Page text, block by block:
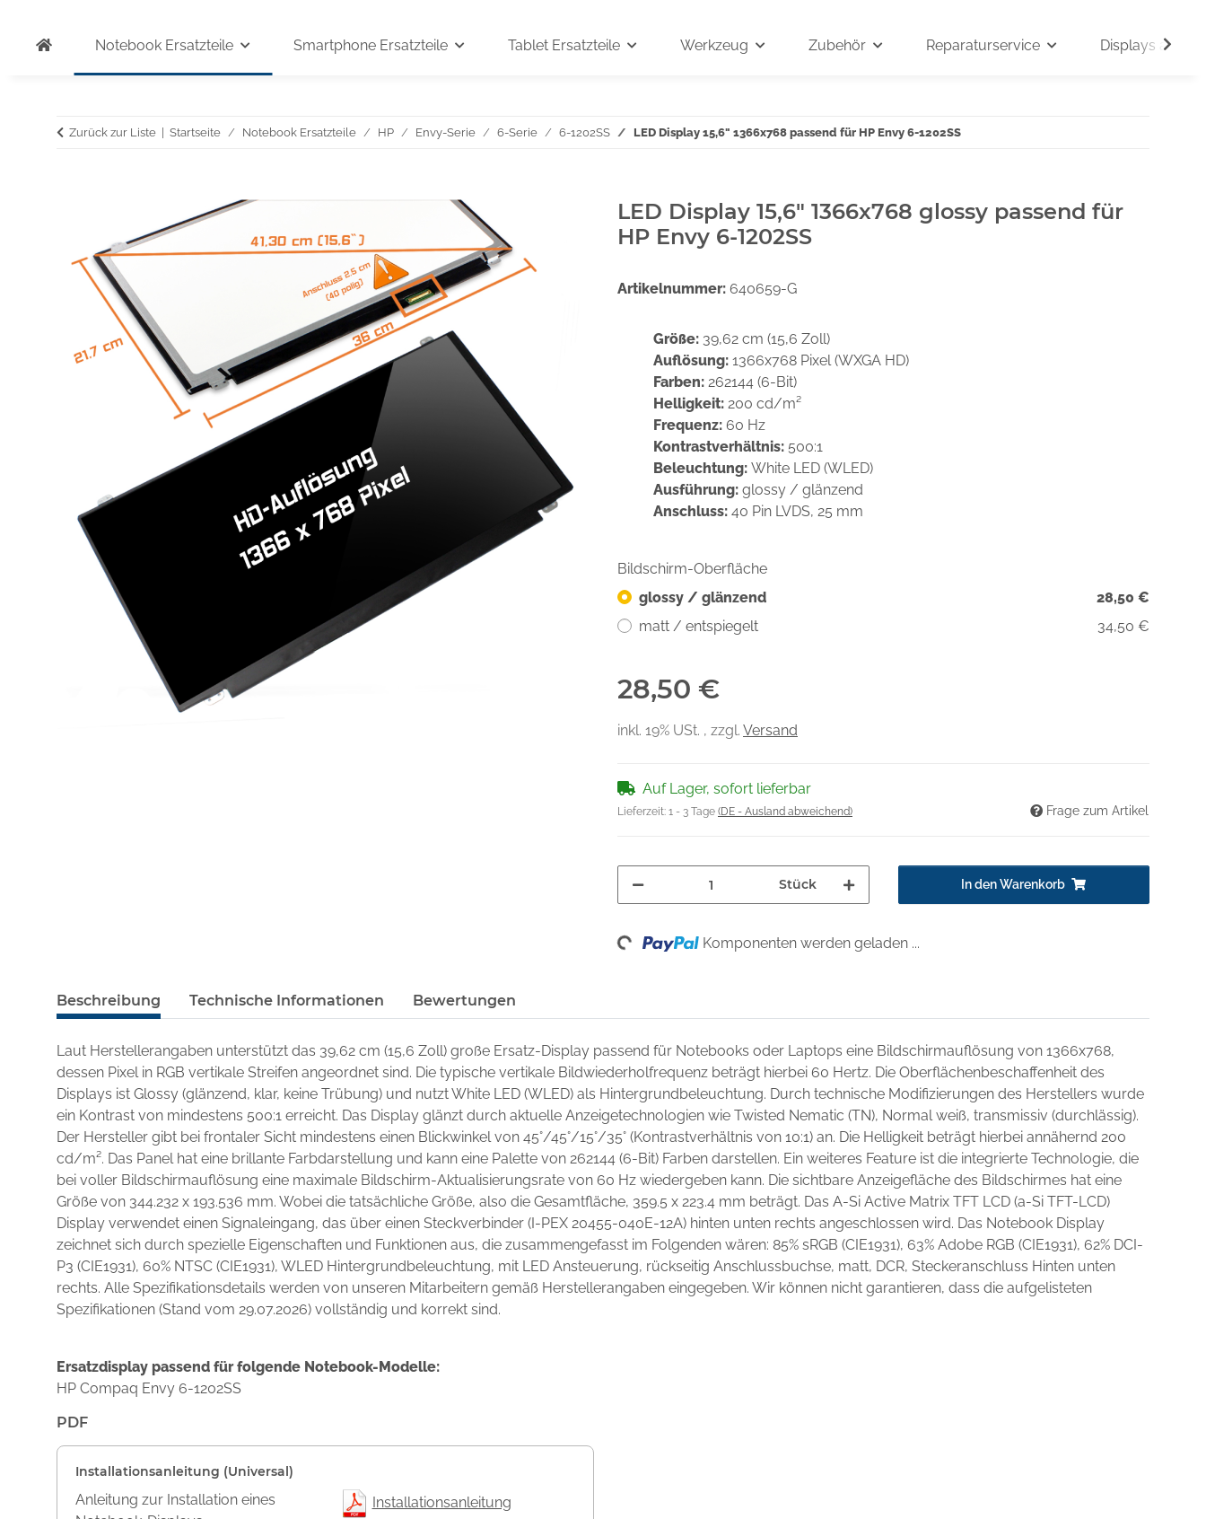
Notebook Ersatzteile Smartphone Ersatzteile Tablet Ersatzteile Werkzeug Zubehör Reparaturservice Displays auf
Zurück zur Liste Startseite Notebook Ersatzteile HP Envy-Serie 6-Serie 6-1202SS LED Display 15,6" 1366x768 passend für HP Envy 6-1202SS
LED Display 15,6" 1366x768 glossy passend für
HP Envy 6-1202SS
Artikelnummer: 640659-G
Größe: 39,62 cm (15,6 Zoll)
Auflösung: 1366x768 Pixel (WXGA HD)
Farben: 262144 (6-Bit)
Helligkeit: 200 cd/m²
Frequenz: 60 Hz
Kontrastverhältnis: 500:1
Beleuchtung: White LED (WLED)
Ausführung: glossy / glänzend
Anschluss: 40 Pin LVDS, 25 mm
Bildschirm-Oberfläche
glossy / glänzend
28,50 €
matt / entspiegelt
34,50 €
28,50 €
inkl. 19% USt. , zzgl. Versand
Auf Lager, sofort lieferbar
Lieferzeit: 1 - 3 Tage (DE - Ausland abweichend) Frage zum Artikel
Stück In den Warenkorb
Loading... Komponenten werden geladen ...
Beschreibung Technische Informationen Bewertungen
Laut Herstellerangaben unterstützt das 39,62 cm (15,6 Zoll) große Ersatz-Display passend für Notebooks oder Laptops eine Bildschirmauflösung von 1366x768,
dessen Pixel in RGB vertikale Streifen angeordnet sind. Die typische vertikale Bildwiederholfrequenz beträgt hierbei 60 Hertz. Die Oberflächenbeschaffenheit des
Displays ist Glossy (glänzend, klar, keine Trübung) und nutzt White LED (WLED) als Hintergrundbeleuchtung. Durch technische Modifizierungen des Herstellers wurde
ein Kontrast von mindestens 500:1 erreicht. Das Display glänzt durch aktuelle Anzeigetechnologien wie Twisted Nematic (TN), Normal weiß, transmissiv (durchlässig).
Der Hersteller gibt bei frontaler Sicht mindestens einen Blickwinkel von 45°/45°/15°/35° (Kontrastverhältnis von 10:1) an. Die Helligkeit beträgt hierbei annähernd 200
cd/m². Das Panel hat eine brillante Farbdarstellung und kann eine Palette von 262144 (6-Bit) Farben darstellen. Ein weiteres Feature ist die integrierte Technologie, die
bei voller Bildschirmauflösung eine maximale Bildschirm-Aktualisierungsrate von 60 Hz wiedergeben kann. Die sichtbare Anzeigefläche des Bildschirmes hat eine
Größe von 344.232 x 193.536 mm. Wobei die tatsächliche Größe, also die Gesamtfläche, 359.5 x 223.4 mm beträgt. Das A-Si Active Matrix TFT LCD (a-Si TFT-LCD)
Display verwendet einen Signaleingang, das über einen Steckverbinder (I-PEX 20455-040E-12A) hinten unten rechts angeschlossen wird. Das Notebook Display
zeichnet sich durch spezielle Eigenschaften und Funktionen aus, die zusammengefasst im Folgenden wären: 85% sRGB (CIE1931), 63% Adobe RGB (CIE1931), 62% DCI-
P3 (CIE1931), 60% NTSC (CIE1931), WLED Hintergrundbeleuchtung, mit LED Ansteuerung, rückseitig Anschlussbuchse, matt, DCR, Steckeranschluss Hinten unten
rechts. Alle Spezifikationsdetails werden von unseren Mitarbeitern gemäß Herstellerangaben eingegeben. Wir können nicht garantieren, dass die aufgelisteten
Spezifikationen (Stand vom 29.07.2026) vollständig und korrekt sind.
Ersatzdisplay passend für folgende Notebook-Modelle:
HP Compaq Envy 6-1202SS
PDF
Installationsanleitung (Universal)
Anleitung zur Installation eines
Installationsanleitung